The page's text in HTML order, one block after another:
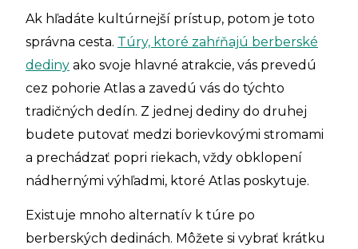
Ak hľadáte kultúrnejší prístup, potom je toto
správna cesta. Túry, ktoré zahŕňajú berberské
dediny ako svoje hlavné atrakcie, vás prevedú
cez pohorie Atlas a zavedú vás do týchto
tradičných dedín. Z jednej dediny do druhej
budete putovať medzi borievkovými stromami
a prechádzať popri riekach, vždy obklopení
nádhernými výhľadmi, ktoré Atlas poskytuje.
Existuje mnoho alternatív k túre po
berberských dedinách. Môžete si vybrať krátku